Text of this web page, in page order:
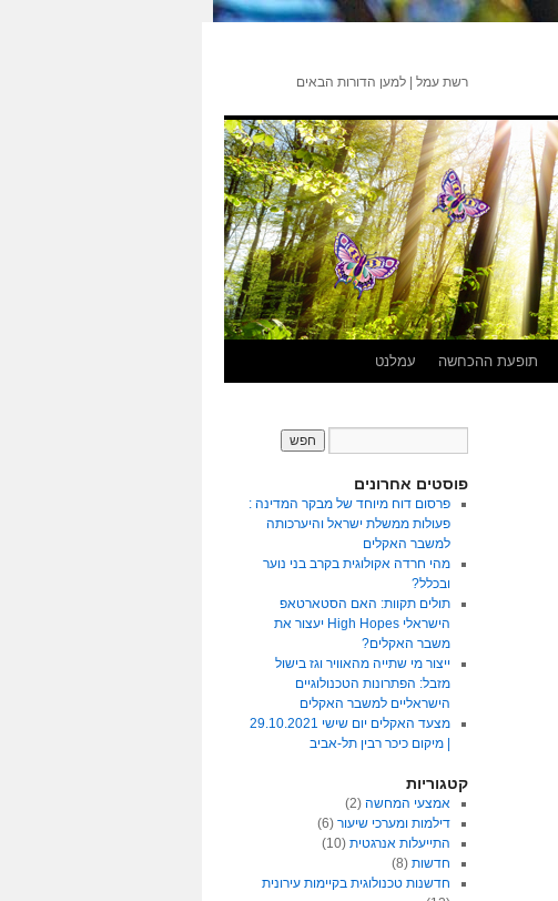
רשת עמל | למען הדורות הבאים
תופעת ההכחשה עמלנט
פוסטים אחרונים
פרסום דוח מיוחד של מבקר המדינה :
פעולות ממשלת ישראל והיערכותה
למשבר האקלים
מהי חרדה אקולוגית בקרב בני נוער
ובכלל?
תולים תקוות: האם הסטארטאפ
הישראלי High Hopes יעצור את
משבר האקלים?
ייצור מי שתייה מהאוויר וגז בישול
מזבל: הפתרונות הטכנולוגיים
הישראליים למשבר האקלים
מצעד האקלים יום שישי 29.10.2021
| מיקום כיכר רבין תל-אביב
קטגוריות
אמצעי המחשה(2)
דילמות ומערכי שיעור(6)
התייעלות אנרגטית(10)
חדשות(8)
חדשנות טכנולוגית בקיימות עירונית